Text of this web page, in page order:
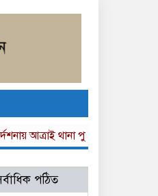
আত্রাই থানা পুলিশের অভিযানে পাঁচ
পঠিত